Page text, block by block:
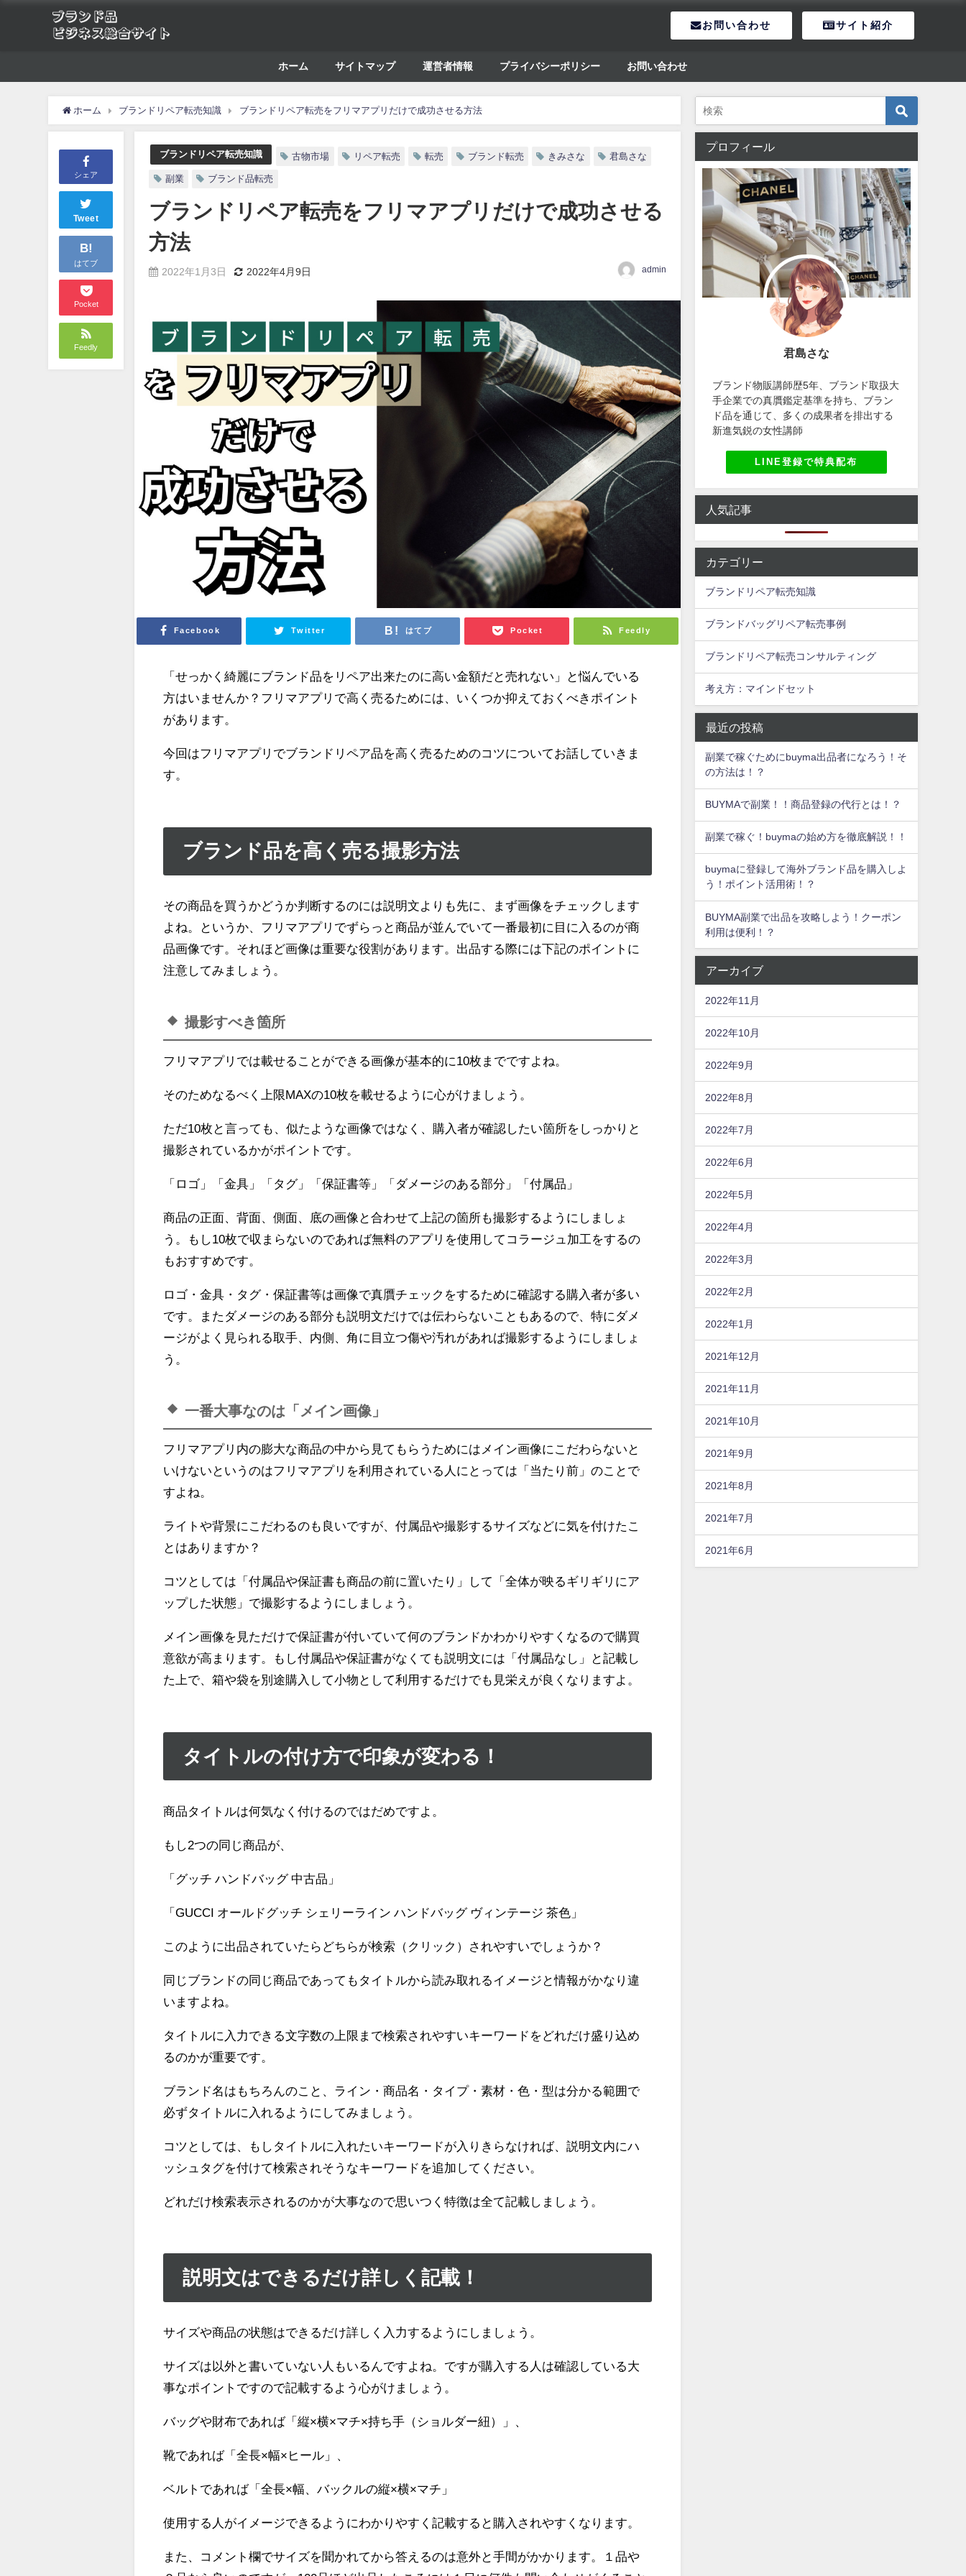
お問い合わせ サイト紹介
ホーム サイトマップ 運営者情報 プライバシーポリシー お問い合わせ
ホーム ブランドリペア転売知識 ブランドリペア転売をフリマアプリだけで成功させる方法
シェア
Tweet
B!
はてブ
Pocket
Feedly
ブランドリペア転売知識 古物市場 リペア転売 転売 ブランド転売 きみさな 君島さな
副業 ブランド品転売
ブランドリペア転売をフリマアプリだけで成功させる
方法
2022年1月3日 2022年4月9日 admin
Facebook Twitter はてブ Pocket Feedly
「せっかく綺麗にブランド品をリペア出来たのに高い金額だと売れない」と悩んでいる
方はいませんか？フリマアプリで高く売るためには、いくつか抑えておくべきポイント
があります。
今回はフリマアプリでブランドリペア品を高く売るためのコツについてお話していきま
す。
ブランド品を高く売る撮影方法
その商品を買うかどうか判断するのには説明文よりも先に、まず画像をチェックします
よね。というか、フリマアプリでずらっと商品が並んでいて一番最初に目に入るのが商
品画像です。それほど画像は重要な役割があります。出品する際には下記のポイントに
注意してみましょう。
撮影すべき箇所
フリマアプリでは載せることができる画像が基本的に10枚までですよね。
そのためなるべく上限MAXの10枚を載せるように心がけましょう。
ただ10枚と言っても、似たような画像ではなく、購入者が確認したい箇所をしっかりと
撮影されているかがポイントです。
「ロゴ」「金具」「タグ」「保証書等」「ダメージのある部分」「付属品」
商品の正面、背面、側面、底の画像と合わせて上記の箇所も撮影するようにしましょ
う。もし10枚で収まらないのであれば無料のアプリを使用してコラージュ加工をするの
もおすすめです。
ロゴ・金具・タグ・保証書等は画像で真贋チェックをするために確認する購入者が多い
です。またダメージのある部分も説明文だけでは伝わらないこともあるので、特にダメ
ージがよく見られる取手、内側、角に目立つ傷や汚れがあれば撮影するようにしましょ
う。
一番大事なのは「メイン画像」
フリマアプリ内の膨大な商品の中から見てもらうためにはメイン画像にこだわらないと
いけないというのはフリマアプリを利用されている人にとっては「当たり前」のことで
すよね。
ライトや背景にこだわるのも良いですが、付属品や撮影するサイズなどに気を付けたこ
とはありますか？
コツとしては「付属品や保証書も商品の前に置いたり」して「全体が映るギリギリにア
ップした状態」で撮影するようにしましょう。
メイン画像を見ただけで保証書が付いていて何のブランドかわかりやすくなるので購買
意欲が高まります。もし付属品や保証書がなくても説明文には「付属品なし」と記載し
た上で、箱や袋を別途購入して小物として利用するだけでも見栄えが良くなりますよ。
タイトルの付け方で印象が変わる！
商品タイトルは何気なく付けるのではだめですよ。
もし2つの同じ商品が、
「グッチ ハンドバッグ 中古品」
「GUCCI オールドグッチ シェリーライン ハンドバッグ ヴィンテージ 茶色」
このように出品されていたらどちらが検索（クリック）されやすいでしょうか？
同じブランドの同じ商品であってもタイトルから読み取れるイメージと情報がかなり違
いますよね。
タイトルに入力できる文字数の上限まで検索されやすいキーワードをどれだけ盛り込め
るのかが重要です。
ブランド名はもちろんのこと、ライン・商品名・タイプ・素材・色・型は分かる範囲で
必ずタイトルに入れるようにしてみましょう。
コツとしては、もしタイトルに入れたいキーワードが入りきらなければ、説明文内にハ
ッシュタグを付けて検索されそうなキーワードを追加してください。
どれだけ検索表示されるのかが大事なので思いつく特徴は全て記載しましょう。
説明文はできるだけ詳しく記載！
サイズや商品の状態はできるだけ詳しく入力するようにしましょう。
サイズは以外と書いていない人もいるんですよね。ですが購入する人は確認している大
事なポイントですので記載するよう心がけましょう。
バッグや財布であれば「縦×横×マチ×持ち手（ショルダー紐）」、
靴であれば「全長×幅×ヒール」、
ベルトであれば「全長×幅、バックルの縦×横×マチ」
使用する人がイメージできるようにわかりやすく記載すると購入されやすくなります。
また、コメント欄でサイズを聞かれてから答えるのは意外と手間がかかります。１品や
プロフィール
君島さな
ブランド物販講師歴5年、ブランド取扱大
手企業での真贋鑑定基準を持ち、ブラン
ド品を通じて、多くの成果者を排出する
新進気鋭の女性講師
LINE登録で特典配布
人気記事
カテゴリー
ブランドリペア転売知識
ブランドバッグリペア転売事例
ブランドリペア転売コンサルティング
考え方：マインドセット
最近の投稿
副業で稼ぐためにbuyma出品者になろう！そ
の方法は！？
BUYMAで副業！！商品登録の代行とは！？
副業で稼ぐ！buymaの始め方を徹底解説！！
buymaに登録して海外ブランド品を購入しよ
う！ポイント活用術！？
BUYMA副業で出品を攻略しよう！クーポン
利用は便利！？
アーカイブ
2022年11月
2022年10月
2022年9月
2022年8月
2022年7月
2022年6月
2022年5月
2022年4月
2022年3月
2022年2月
2022年1月
2021年12月
2021年11月
2021年10月
2021年9月
2021年8月
2021年7月
2021年6月